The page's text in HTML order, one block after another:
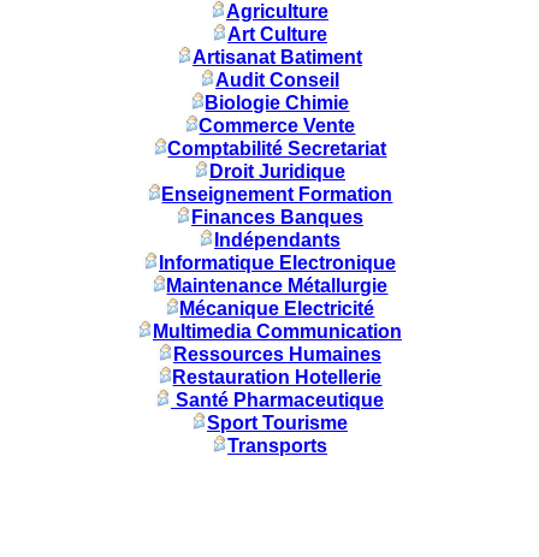
Agriculture
Art Culture
Artisanat Batiment
Audit Conseil
Biologie Chimie
Commerce Vente
Comptabilité Secretariat
Droit Juridique
Enseignement Formation
Finances Banques
Indépendants
Informatique Electronique
Maintenance Métallurgie
Mécanique Electricité
Multimedia Communication
Ressources Humaines
Restauration Hotellerie
Santé Pharmaceutique
Sport Tourisme
Transports